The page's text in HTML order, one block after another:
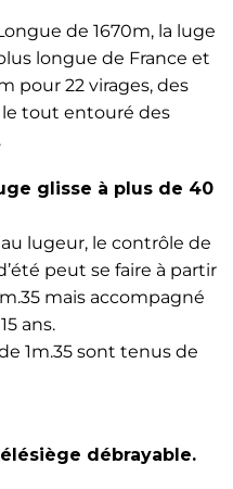
de 1670m, la luge
longue de France et
pour 22 virages, des
le tout entouré des
glisse à plus de 40
lugeur, le contrôle de
peut se faire à partir
mais accompagné
ans.
1m.35 sont tenus de
débrayable.